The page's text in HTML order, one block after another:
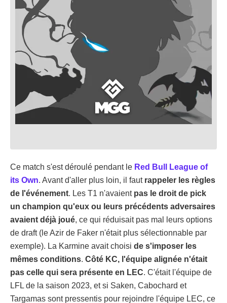
Ce match s'est déroulé pendant le Red Bull League of
its Own. Avant d'aller plus loin, il fautrappeler les règles
de l'événement. Les T1 n'avaient pas le droit de pick
un champion qu'eux ou leurs précédents adversaires
avaient déjà joué, ce qui réduisait pas mal leurs options
de draft (le Azir de Faker n'était plus sélectionnable par
exemple). La Karmine avait choisi de s'imposer les
mêmes conditions. Côté KC, l'équipe alignée n'était
pas celle qui sera présente en LEC. C'était l'équipe de
LFL de la saison 2023, et si Saken, Cabochard et
Targamas sont pressentis pour rejoindre l'équipe LEC, ce